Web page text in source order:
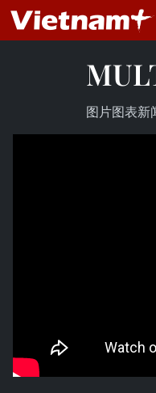
图片图表新